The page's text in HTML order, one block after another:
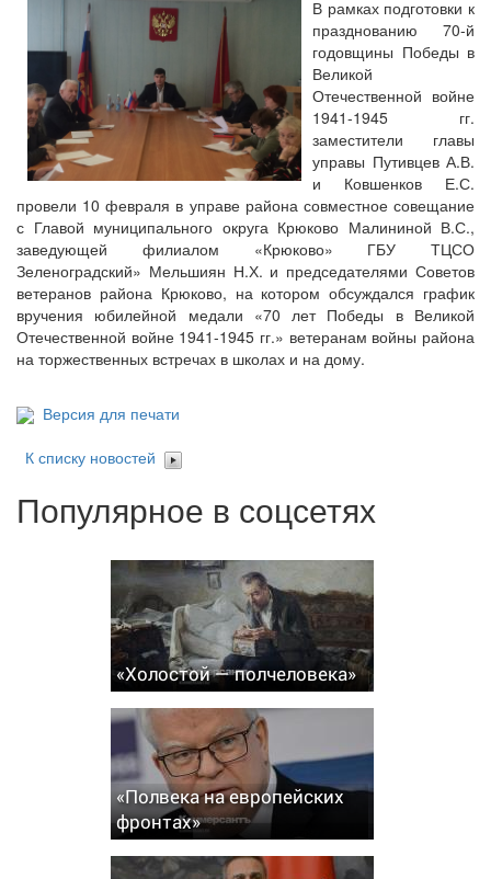
В рамках подготовки к
празднованию 70-й
годовщины Победы в
Великой
Отечественной войне
1941-1945 гг.
заместители главы
управы Путивцев А.В.
и Ковшенков Е.С.
провели 10 февраля в управе района совместное совещание
с Главой муниципального округа Крюково Малининой В.С.,
заведующей филиалом «Крюково» ГБУ ТЦСО
Зеленоградский» Мельшиян Н.Х. и председателями Советов
ветеранов района Крюково, на котором обсуждался график
вручения юбилейной медали «70 лет Победы в Великой
Отечественной войне 1941-1945 гг.» ветеранам войны района
на торжественных встречах в школах и на дому.
Версия для печати
К списку новостей
Популярное в соцсетях
«Холостой — полчеловека»
«Полвека на европейских
фронтах»